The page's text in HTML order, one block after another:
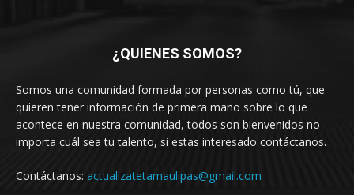
¿QUIENES SOMOS?
Somos una comunidad formada por personas como tú, que
quieren tener información de primera mano sobre lo que
acontece en nuestra comunidad, todos son bienvenidos no
importa cuál sea tu talento, si estas interesado contáctanos.
Contáctanos: actualizatetamaulipas@gmail.com